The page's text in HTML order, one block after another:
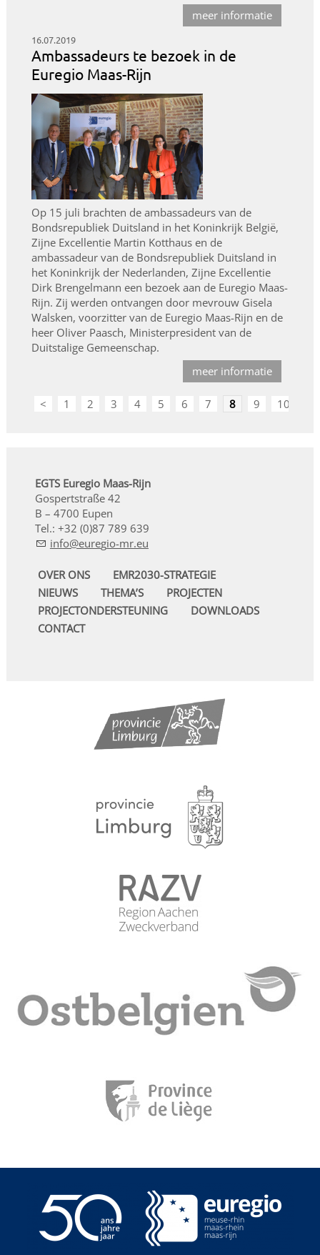
meer informatie
16.07.2019
Ambassadeurs te bezoek in de
Euregio Maas-Rijn
Op 15 juli brachten de ambassadeurs van de
Bondsrepubliek Duitsland in het Koninkrijk België,
Zijne Excellentie Martin Kotthaus en de
ambassadeur van de Bondsrepubliek Duitsland in
het Koninkrijk der Nederlanden, Zijne Excellentie
Dirk Brengelmann een bezoek aan de Euregio Maas-
Rijn. Zij werden ontvangen door mevrouw Gisela
Walsken, voorzitter van de Euregio Maas-Rijn en de
heer Oliver Paasch, Ministerpresident van de
Duitstalige Gemeenschap.
meer informatie
< 1 2 3 4 5 6 7 8 9 10
EGTS Euregio Maas-Rijn
Gospertstraße 42
B – 4700 Eupen
Tel.: +32 (0)87 789 639
nf
r g -mr
OVER ONS
EMR2030-STRATEGIE
NIEUWS
THEMA’S
PROJECTEN
PROJECTONDERSTEUNING
DOWNLOADS
CONTACT